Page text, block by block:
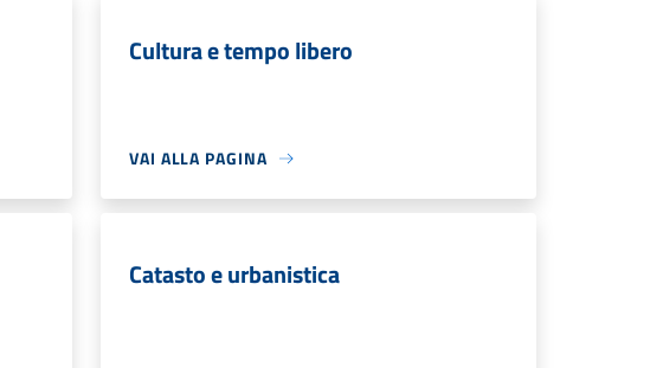
Cultura e tempo libero
VAI ALLA PAGINA
Catasto e urbanistica